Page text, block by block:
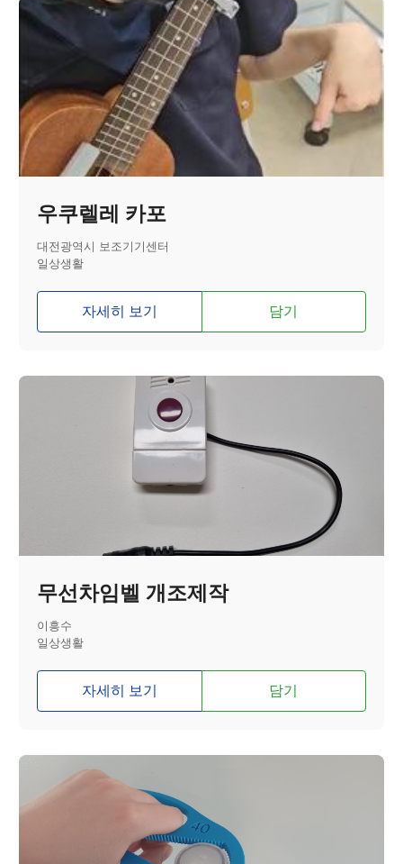
우쿠렐레 카포
대전광역시 보조기기센터
일상생활
자세히 보기 담기
무선차임벨 개조제작
이흥수
일상생활
자세히 보기 담기